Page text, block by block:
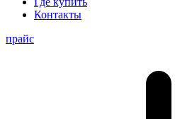
Контакты
прайс